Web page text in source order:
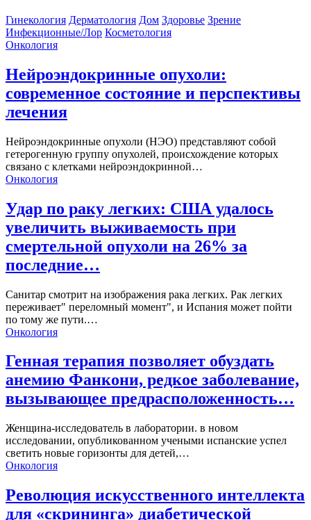
Гинекология Дерматология Дом Здоровье Зрение
Инфекционные/Лор Косметология
Онкология
Нейроэндокринные опухоли:
современное состояние и перспективы
лечения
Нейроэндокринные опухоли (НЭО) представляют собой
гетерогенную группу опухолей, происхождение которых
связано с клетками нейроэндокринной…
Онкология
Удар по раку легких: США удалось
увеличить выживаемость при
смертельной опухоли на 26% за
последние…
Санитар смотрит на изображения рака легких. Рак легких
переживает" переломный момент", и Испания может пойти
по тому же пути.…
Онкология
Генная терапия позволяет обуздать
анемию Фанкони, редкое заболевание,
вызывающее предрасположенность…
Женщина-исследователь в лаборатории. в новом
исследовании, опубликованном учеными испанские успел
светить новые горизонты для детей,…
Онкология
Революция искусственного интеллекта
для «скрининга» диабетической